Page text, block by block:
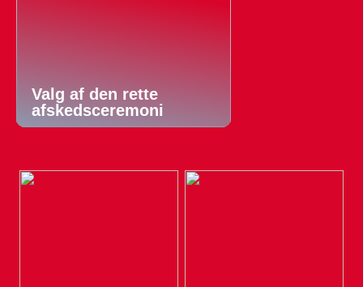
Valg af den rette
afskedsceremoni